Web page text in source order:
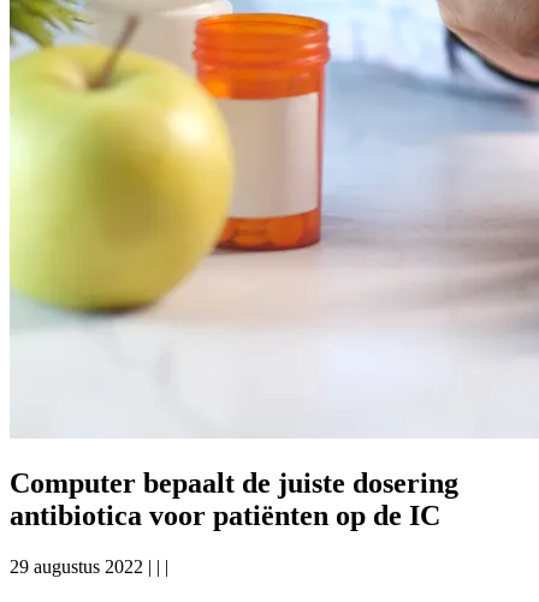
Computer bepaalt de juiste dosering
antibiotica voor patiënten op de IC
29 augustus 2022 | | |